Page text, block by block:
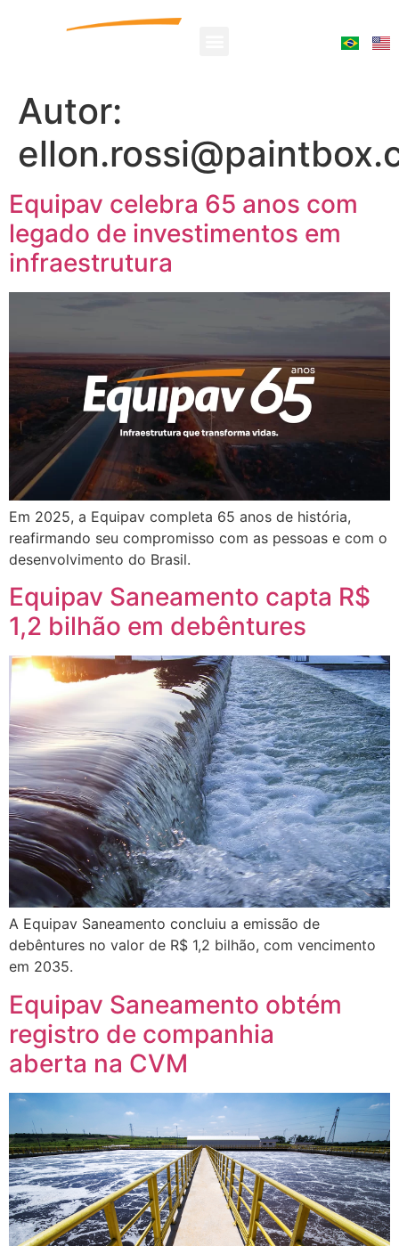
Autor:
Equipav celebra 65 anos com
legado de investimentos em
infraestrutura
Em 2025, a Equipav completa 65 anos de história,
reafirmando seu compromisso com as pessoas e com o
desenvolvimento do Brasil.
Equipav Saneamento capta R$
1,2 bilhão em debêntures
A Equipav Saneamento concluiu a emissão de
debêntures no valor de R$ 1,2 bilhão, com vencimento
em 2035.
Equipav Saneamento obtém
registro de companhia
aberta na CVM